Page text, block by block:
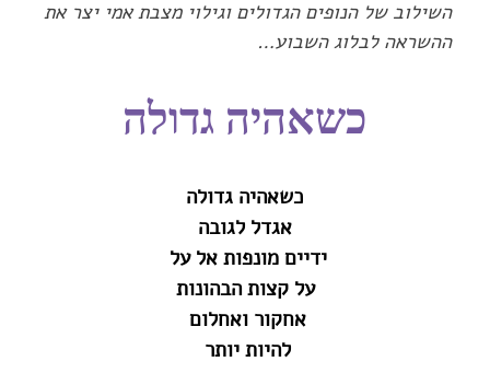
השילוב של ‏הנופים הגדולים וגילוי מצבת אמי יצר את
ההשראה לבלוג השבוע…
כשאהיה גדולה
כשאהיה גדולה
אגדל לגובה
ידיים מונפות אל על‎ ‎
על קצות הבהונות
אחקור ואחלום‎ ‎
להיות יותר‎ ‎